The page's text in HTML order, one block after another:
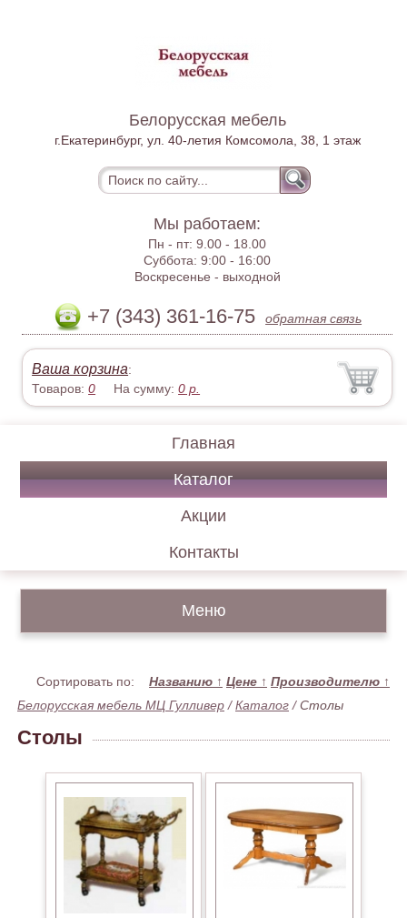
Белорусская мебель
г.Екатеринбург, ул. 40-летия Комсомола, 38, 1 этаж
Мы работаем:
Пн - пт:9.00 - 18.00
Суббота:9:00 - 16:00
Воскресенье - выходной
+7 (343) 361-16-75 обратная связь
Ваша корзина:
Товаров:0 На сумму:0 р.
Главная
Каталог
Акции
Контакты
Меню
Сортировать по: Названию ↑ Цене ↑ Производителю ↑
Белорусская мебель МЦ Гулливер /Каталог /Столы
Столы